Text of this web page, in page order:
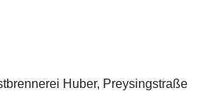
Huber, Preysingstraße